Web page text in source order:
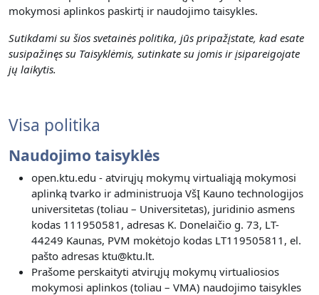
mokymosi aplinkos paskirtį ir naudojimo taisykles.
Sutikdami su šios svetainės politika, jūs pripažįstate, kad esate
susipažinęs su Taisyklėmis, sutinkate su jomis ir įsipareigojate
jų laikytis.
Visa politika
Naudojimo taisyklės
open.ktu.edu - atvirųjų mokymų virtualiąją mokymosi
aplinką tvarko ir administruoja VšĮ Kauno technologijos
universitetas (toliau – Universitetas), juridinio asmens
kodas 111950581, adresas K. Donelaičio g. 73, LT-
44249 Kaunas, PVM mokėtojo kodas LT119505811, el.
pašto adresas ktu@ktu.lt.
Prašome perskaityti atvirųjų mokymų virtualiosios
mokymosi aplinkos (toliau – VMA) naudojimo taisykles